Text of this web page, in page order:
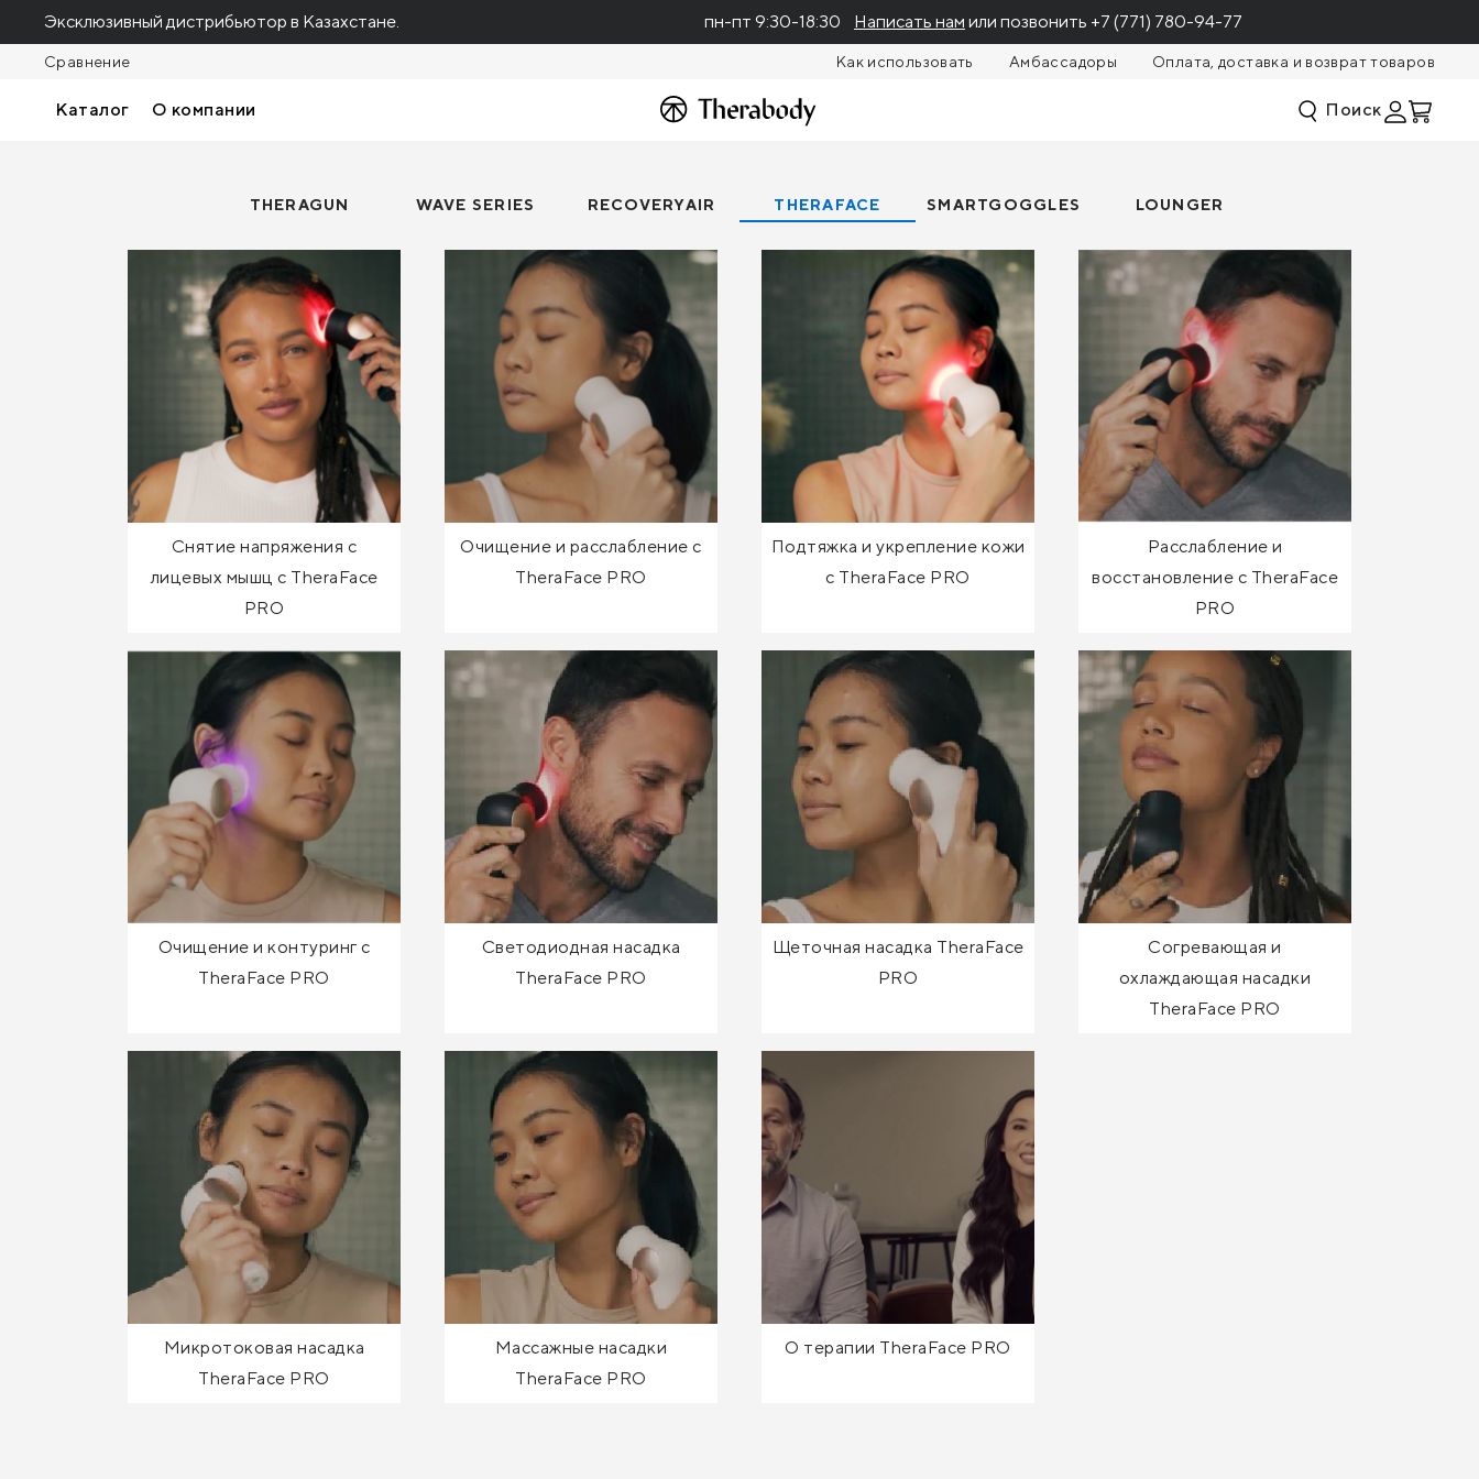
Эксклюзивный дистрибьютор в Казахстане. пн-пт 9:30-18:30 Написать нам или позвонить +7 (771) 780-94-77
Сравнение Как использовать Амбассадоры Оплата, доставка и возврат товаров
Каталог О компании Поиск
THERAGUN WAVE SERIES RECOVERYAIR THERAFACE SMARTGOGGLES LOUNGER
Снятие напряжения с
лицевых мышц с TheraFace
PRO
Очищение и расслабление с
TheraFace PRO
Подтяжка и укрепление кожи
с TheraFace PRO
Расслабление и
восстановление с TheraFace
PRO
Очищение и контуринг с
TheraFace PRO
Светодиодная насадка
TheraFace PRO
Щеточная насадка TheraFace
PRO
Согревающая и
охлаждающая насадки
TheraFace PRO
Микротоковая насадка
TheraFace PRO
Массажные насадки
TheraFace PRO
О терапии TheraFace PRO